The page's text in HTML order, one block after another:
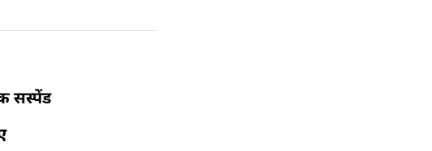
सस्पेंड